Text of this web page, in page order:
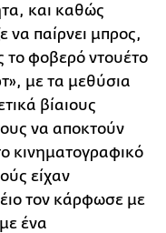
και καθώς
να παίρνει μπρος,
το φοβερό ντουέτο
με τα μεθύσια
βίαιους
να αποκτούν
κινηματογραφικό
είχαν
τον κάρφωσε με
ένα